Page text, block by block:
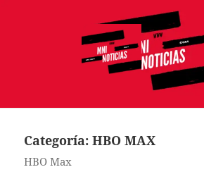
Categoría:HBO MAX
HBO Max